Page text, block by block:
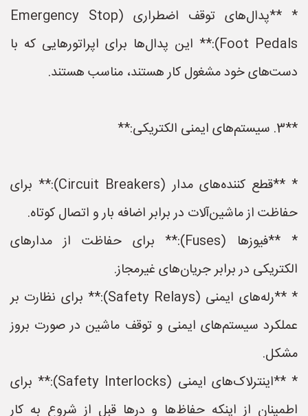
* **پدال‌های توقف اضطراری (Emergency Stop
Foot Pedals):** این پدال‌ها برای اپراتورهایی که با
دست‌های خود مشغول کار هستند، مناسب هستند.
**3. سیستم‌های ایمنی الکتریکی:**
* **قطع کننده‌های مدار (Circuit Breakers):** برای
حفاظت از ماشین‌آلات در برابر اضافه بار و اتصال کوتاه.
* **فیوزها (Fuses):** برای حفاظت از مدارهای
الکتریکی در برابر جریان‌های غیرمجاز.
* **رله‌های ایمنی (Safety Relays):** برای نظارت بر
عملکرد سیستم‌های ایمنی و توقف ماشین در صورت بروز
مشکل.
* **اینترلاک‌های ایمنی (Safety Interlocks):** برای
اطمینان از اینکه حفاظ‌ها و درها قبل از شروع به کار